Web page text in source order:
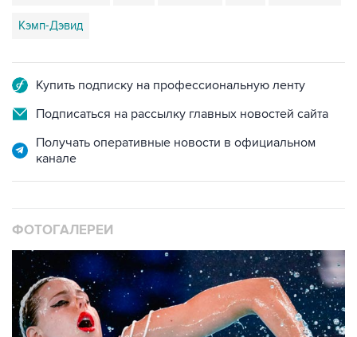
Кэмп-Дэвид
Купить подписку на профессиональную ленту
Подписаться на рассылку главных новостей сайта
Получать оперативные новости в официальном
канале
ФОТОГАЛЕРЕИ